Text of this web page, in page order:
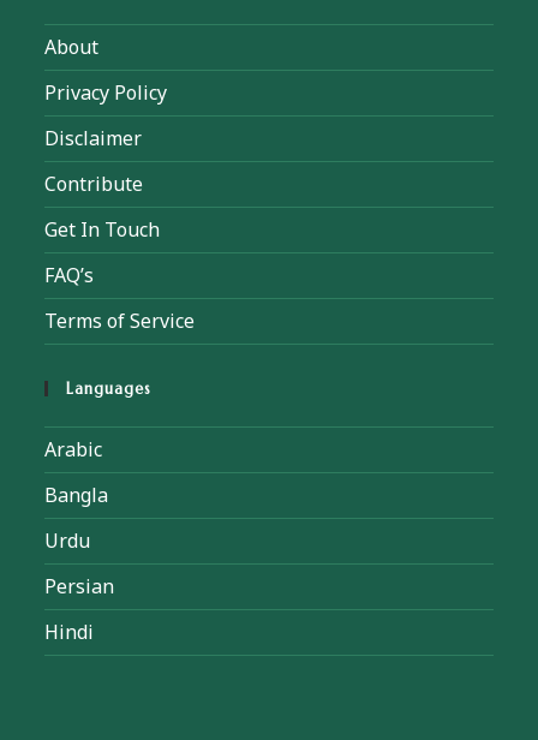
About
Privacy Policy
Disclaimer
Contribute
Get In Touch
FAQ’s
Terms of Service
Languages
Arabic
Bangla
Urdu
Persian
Hindi